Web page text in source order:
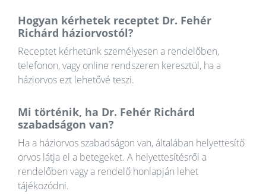
Hogyan kérhetek receptet Dr. Fehér
Richárd háziorvostól?
Receptet kérhetünk személyesen a rendelőben,
telefonon, vagy online rendszeren keresztül, ha a
háziorvos ezt lehetővé teszi.
Mi történik, ha Dr. Fehér Richárd
szabadságon van?
Ha a háziorvos szabadságon van, általában helyettesítő
orvos látja el a betegeket. A helyettesítésről a
rendelőben vagy a rendelő honlapján lehet
tájékozódni.